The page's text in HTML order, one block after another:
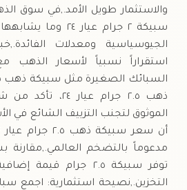
والاستثمار طويل الأمد.,في سوق
سبيكة ٢ جرام عيار
الجيوسياسية ومعدلات
استقراراً نسبياً لأسعار الذهب
ذهب ٢.٥ جرام عيار
الموثوق لتجنب التزييف الشائع في
توفر سبيكة ٢.٥ جرام